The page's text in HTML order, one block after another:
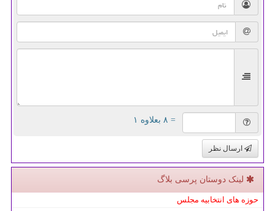
= ۸ بعلاوه ۱
ارسال نظر
لینک دوستان پرسی بلاگ
حوزه های انتخابیه مجلس